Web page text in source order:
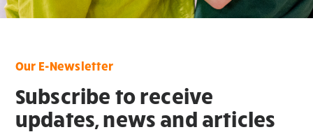
Our E-Newsletter
Subscribe to receive
updates, news and articles